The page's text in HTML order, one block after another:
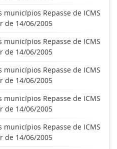
Repasse de ICMS
de 14/06/2005
Repasse de ICMS
de 14/06/2005
Repasse de ICMS
de 14/06/2005
Repasse de ICMS
de 14/06/2005
Repasse de ICMS
de 14/06/2005